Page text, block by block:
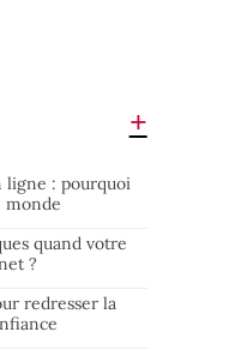
ligne : pourquoi
monde
quand votre
?
redresser la